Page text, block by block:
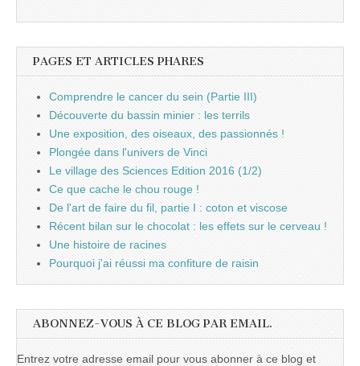
PAGES ET ARTICLES PHARES
Comprendre le cancer du sein (Partie III)
Découverte du bassin minier : les terrils
Une exposition, des oiseaux, des passionnés !
Plongée dans l'univers de Vinci
Le village des Sciences Edition 2016 (1/2)
Ce que cache le chou rouge !
De l'art de faire du fil, partie I : coton et viscose
Récent bilan sur le chocolat : les effets sur le cerveau !
Une histoire de racines
Pourquoi j'ai réussi ma confiture de raisin
ABONNEZ-VOUS À CE BLOG PAR EMAIL.
Entrez votre adresse email pour vous abonner à ce blog et